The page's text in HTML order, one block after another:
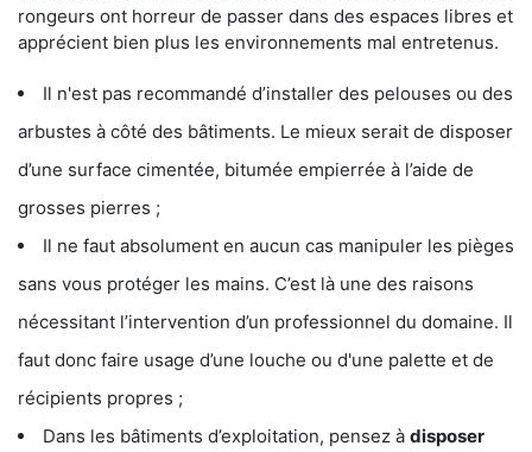
rongeurs ont horreur de passer dans des espaces libres et
apprécient bien plus les environnements mal entretenus.
Il n'est pas recommandé d’installer des pelouses ou des
arbustes à côté des bâtiments. Le mieux serait de disposer
d’une surface cimentée, bitumée empierrée à l’aide de
grosses pierres ;
Il ne faut absolument en aucun cas manipuler les pièges
sans vous protéger les mains. C’est là une des raisons
nécessitant l’intervention d’un professionnel du domaine. Il
faut donc faire usage d’une louche ou d'une palette et de
récipients propres ;
Dans les bâtiments d’exploitation, pensez à disposer